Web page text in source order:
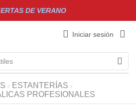
DE VERANO
Iniciar sesión
/ ESTANTERÍAS /
PROFESIONALES